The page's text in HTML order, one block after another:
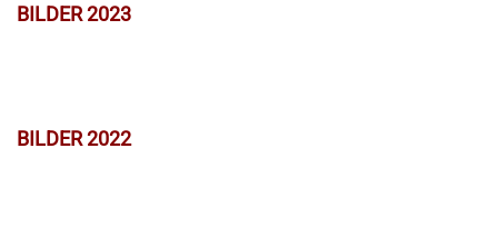
BILDER 2023
BILDER 2022